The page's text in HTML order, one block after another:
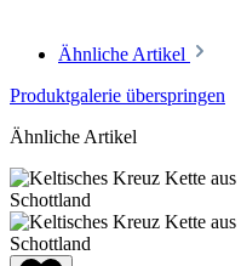
Ähnliche Artikel
Produktgalerie überspringen
Ähnliche Artikel